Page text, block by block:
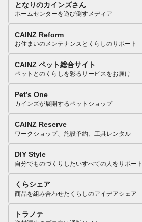
となりのカインズさん
ホームセンターを遊び倒すメディア
CAINZ Reform
お住まいのメンテナンスとくらしのサポート
CAINZ ペット総合サイト
ペットとのくらしを彩るサービスをお届け
Pet’s One
カインズが展開するペットショップ
CAINZ Reserve
ワークショップ、施設予約、工具レンタル
DIY Style
自分でものづくりしたいすべての人をサポート
くらシェア
商品を組み合わせたくらしのアイデアシェア
トラノテ